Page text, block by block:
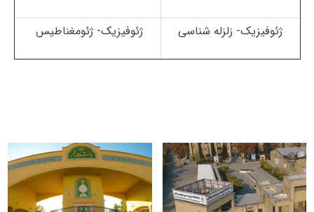
ژئوفیزیک- زلزله شناسی ژئوفیزیک- ژئومغناطیس